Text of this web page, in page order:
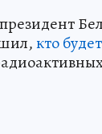
кто